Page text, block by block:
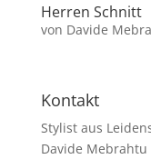
Herren Schnitt
von Davide
Kontakt
Stylist aus
Davide Mebrahtu